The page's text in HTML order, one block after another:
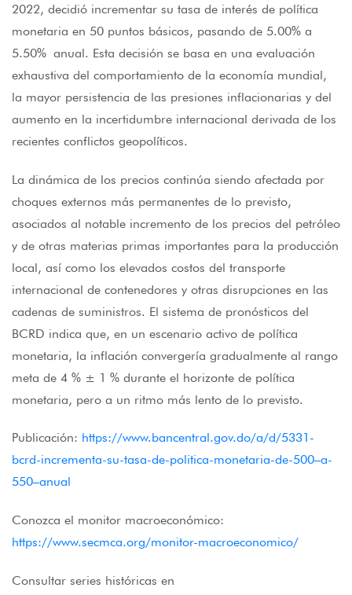
2022, decidió incrementar su tasa de interés de política
monetaria en 50 puntos básicos, pasando de 5.00% a
5.50% anual. Esta decisión se basa en una evaluación
exhaustiva del comportamiento de la economía mundial,
la mayor persistencia de las presiones inflacionarias y del
aumento en la incertidumbre internacional derivada de los
recientes conflictos geopolíticos.
La dinámica de los precios continúa siendo afectada por
choques externos más permanentes de lo previsto,
asociados al notable incremento de los precios del petróleo
y de otras materias primas importantes para la producción
local, así como los elevados costos del transporte
internacional de contenedores y otras disrupciones en las
cadenas de suministros. El sistema de pronósticos del
BCRD indica que, en un escenario activo de política
monetaria, la inflación convergería gradualmente al rango
meta de 4 % ± 1 % durante el horizonte de política
monetaria, pero a un ritmo más lento de lo previsto.
Publicación: https://www.bancentral.gov.do/a/d/5331-
bcrd-incrementa-su-tasa-de-politica-monetaria-de-500–a-
550–anual
Conozca el monitor macroeconómico:
https://www.secmca.org/monitor-macroeconomico/
Consultar series históricas en